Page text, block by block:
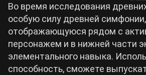
Во время исследования
особую силу древней симфонии,
отображающуюся рядом с
персонажем и в нижней части
элементального навыка.
способность, сможете